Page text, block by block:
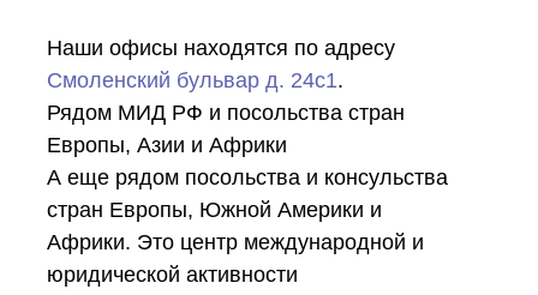
Наши офисы находятся по адресу
Смоленский бульвар д. 24с1.
Рядом МИД РФ и посольства стран
Европы, Азии и Африки
А еще рядом посольства и консульства
стран Европы, Южной Америки и
Африки. Это центр международной и
юридической активности